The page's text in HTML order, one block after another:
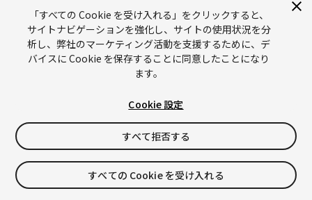
nity2021.2で…
大下 岳志 4684
「すべての Cookie を受け入れる」をクリックすると、
サイトナビゲーションを強化し、サイトの使用状況を分
析し、弊社のマーケティング活動を支援するために、デ
バイスに Cookie を保存することに同意したことになり
ます。
Cookie 設定
すべて拒否する
すべての Cookie を受け入れる